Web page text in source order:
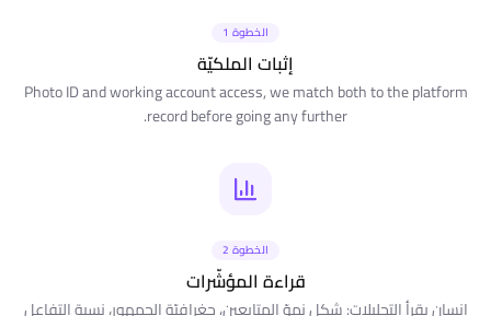
الخطوة 1
إثبات الملكيّة
Photo ID and working account access, we match both to the platform
record before going any further.
الخطوة 2
قراءة المؤشّرات
إنسان يقرأ التحليلات: شكل نموّ المتابعين، جغرافيّة الجمهور، نسبة التفاعل